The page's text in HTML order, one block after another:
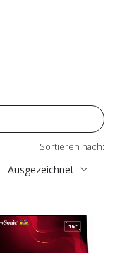
Sortieren nach:
Ausgezeichnet